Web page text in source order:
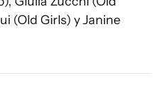
(Old Girls) y Janine